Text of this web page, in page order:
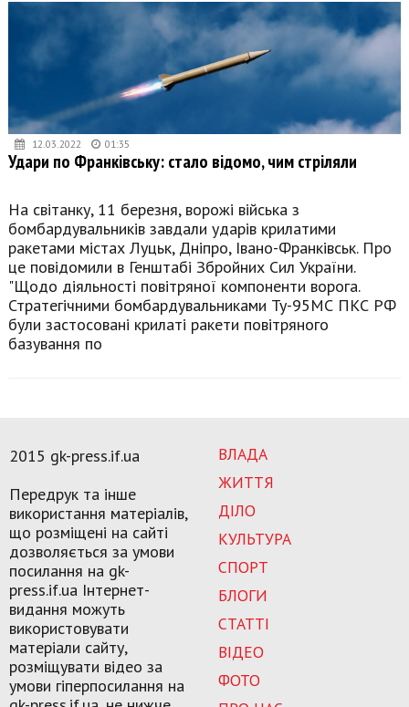
12.03.2022 01:35
Удари по Франківську: стало відомо, чим стріляли
На світанку, 11 березня, ворожі війська з
бомбардувальників завдали ударів крилатими
ракетами містах Луцьк, Дніпро, Івано-Франківськ. Про
це повідомили в Генштабі Збройних Сил України.
"Щодо діяльності повітряної компоненти ворога.
Стратегічними бомбардувальниками Ту-95МС ПКС РФ
були застосовані крилаті ракети повітряного
базування по
ВЛАДА
ЖИТТЯ
ДІЛО
КУЛЬТУРА
СПОРТ
БЛОГИ
СТАТТІ
ВІДЕО
ФОТО
2015 gk-press.if.ua
Передрук та інше
використання матеріалів,
що розміщені на сайті
дозволяється за умови
посилання на gk-
press.if.ua Інтернет-
видання можуть
використовувати
матеріали сайту,
розміщувати відео за
умови гіперпосилання на